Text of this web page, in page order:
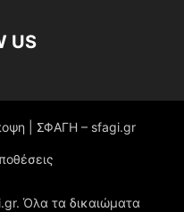
US
| ΣΦΑΓΗ – sfagi.gr
Όλα τα δικαιώματα